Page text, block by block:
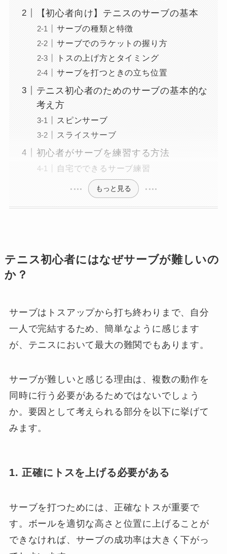
【初心者向け】テニスのサーブの基本
サーブの種類と特徴
サーブでのラケットの握り方
トスの上げ方とタイミング
サーブを打つときの立ち位置
テニス初心者のためのサーブの基本的な
考え方
スピンサーブ
スライスサーブ
初心者がサーブを練習する方法
自宅でできるサーブ練習
もっと見る
テニス初心者にはなぜサーブが難しいの
か？
サーブはトスアップから打ち終わりまで、自分
一人で完結するため、簡単なように感じます
が、テニスにおいて最大の難関でもあります。
サーブが難しいと感じる理由は、複数の動作を
同時に行う必要があるためではないでしょう
か。要因として考えられる部分を以下に挙げて
みます。
1. 正確にトスを上げる必要がある
サーブを打つためには、正確なトスが重要で
す。ボールを適切な高さと位置に上げることが
できなければ、サーブの成功率は大きく下がっ